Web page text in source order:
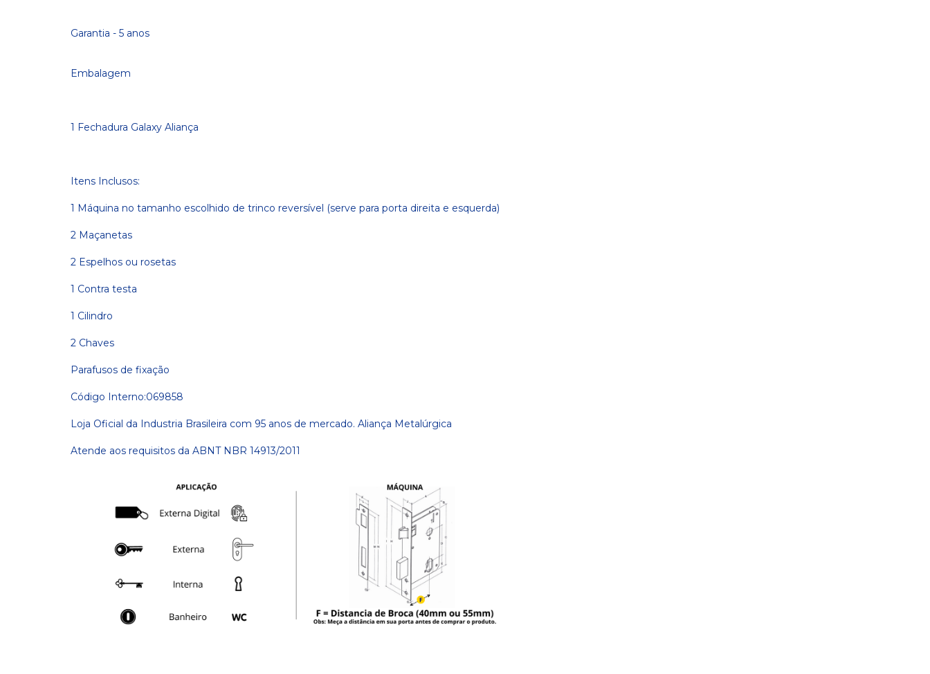
Garantia - 5 anos
Embalagem
1 Fechadura Galaxy Aliança
Itens Inclusos:
1 Máquina no tamanho escolhido de trinco reversível (serve para porta direita e esquerda)
2 Maçanetas
2 Espelhos ou rosetas
1 Contra testa
1 Cilindro
2 Chaves
Parafusos de fixação
Código Interno:069858
Loja Oficial da Industria Brasileira com 95 anos de mercado. Aliança Metalúrgica
Atende aos requisitos da ABNT NBR 14913/2011